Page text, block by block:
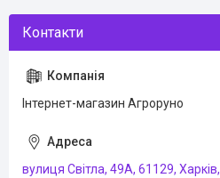
Інтернет-магазин Агроруно
вулиця Світла, 49А, 61129, Харків,